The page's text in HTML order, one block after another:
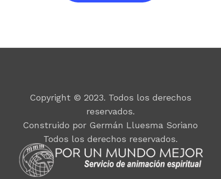
Copyright © 2023. Todos los derechos
reservados.
Construido por Germán Lluesma Soriano
Todos los derechos reservados.